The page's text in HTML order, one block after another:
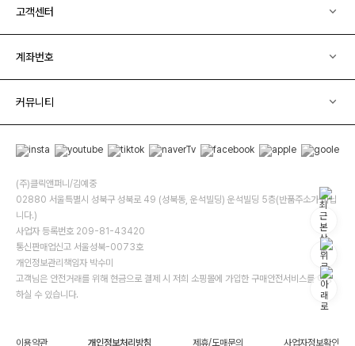
고객센터
계좌번호
커뮤니티
(주)클릭앤퍼니/김예중
02880 서울특별시 성북구 성북로 49 (성북동, 운석빌딩) 운석빌딩 5층(반품주소가 아닙
니다.)
사업자 등록번호 209-81-43420
통신판매업신고 서울성북-0073호
개인정보관리책임자 박수미
고객님은 안전거래를 위해 현금으로 결제 시 저희 소핑몰에 가입한 구매안전서비스를 이용
하실 수 있습니다.
이용약관 개인정보처리방침 제휴/도매문의 사업자정보확인